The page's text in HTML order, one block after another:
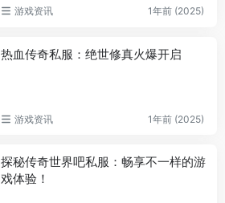
游戏资讯 1年前 (2025)
热血传奇私服：绝世修真火爆开启
游戏资讯 1年前 (2025)
探秘传奇世界吧私服：畅享不一样的游
戏体验！